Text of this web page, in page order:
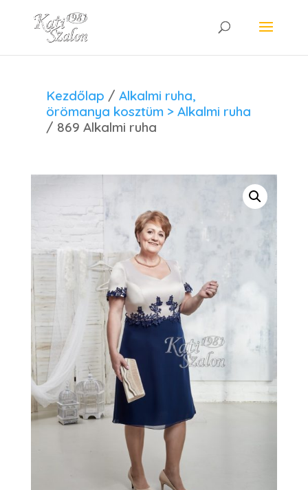
Kezdőlap /Alkalmi ruha,
örömanya kosztüm > Alkalmi ruha
/ 869 Alkalmi ruha